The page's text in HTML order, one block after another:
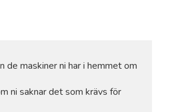
de maskiner ni har i hemmet om
ni saknar det som krävs för